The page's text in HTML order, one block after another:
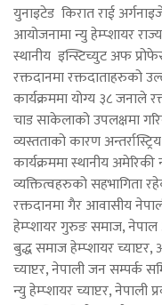
युनाइटेड किरात राई
आयोजनामा न्यु हेम्प्शायर
स्थानीय इन्स्टिच्युट अफ
रक्तदानमा रक्तदाताहरुको
कार्यक्रममा योग्य ३८ जनाले
चाड साकेलाको उपलक्षमा
व्यस्तताको कारण
कार्यक्रममा स्थानीय
व्यक्तित्वहरुको सहभागिता
रक्तदानमा गैर आवासीय
हेम्प्शायर गुरुङ समाज, नेपाल
बुद्ध समाज हेम्प्शायर च्याप्टर,
च्याप्टर, नेपाली जन सम्पर्क
न्यु हेम्प्शायर च्याप्टर, नेपाली